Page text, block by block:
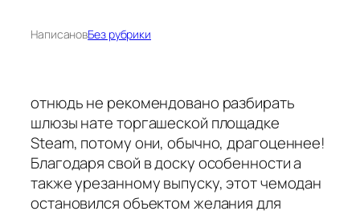
НаписановБез рубрики
отнюдь не рекомендовано разбирать
шлюзы нате торгашеской площадке
Steam, потому они, обычно, драгоценнее!
Благодаря свой в доску особенности а
также урезанному выпуску, этот чемодан
остановился объектом желания для